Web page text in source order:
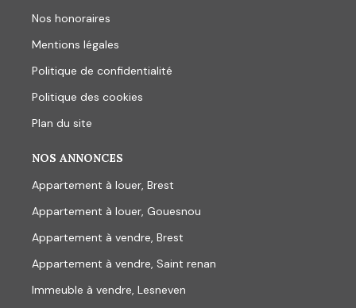
Nos honoraires
Mentions légales
Politique de confidentialité
Politique des cookies
Plan du site
NOS ANNONCES
Appartement à louer, Brest
Appartement à louer, Gouesnou
Appartement à vendre, Brest
Appartement à vendre, Saint renan
Immeuble à vendre, Lesneven